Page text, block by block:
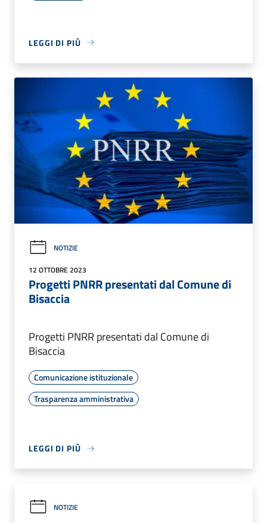
LEGGI DI PIÙ
NOTIZIE
12 OTTOBRE 2023
Progetti PNRR presentati dal Comune di
Bisaccia
Progetti PNRR presentati dal Comune di
Bisaccia
Comunicazione istituzionale
Trasparenza amministrativa
LEGGI DI PIÙ
NOTIZIE